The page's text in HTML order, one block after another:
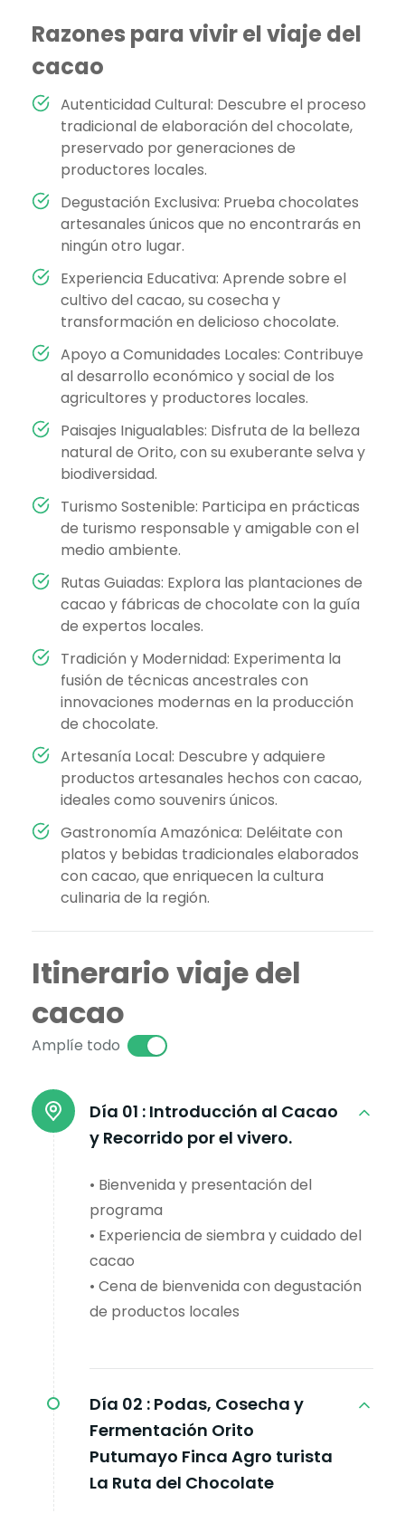
Razones para vivir el viaje del
cacao
Autenticidad Cultural: Descubre el proceso
tradicional de elaboración del chocolate,
preservado por generaciones de
productores locales.
Degustación Exclusiva: Prueba chocolates
artesanales únicos que no encontrarás en
ningún otro lugar.
Experiencia Educativa: Aprende sobre el
cultivo del cacao, su cosecha y
transformación en delicioso chocolate.
Apoyo a Comunidades Locales: Contribuye
al desarrollo económico y social de los
agricultores y productores locales.
Paisajes Inigualables: Disfruta de la belleza
natural de Orito, con su exuberante selva y
biodiversidad.
Turismo Sostenible: Participa en prácticas
de turismo responsable y amigable con el
medio ambiente.
Rutas Guiadas: Explora las plantaciones de
cacao y fábricas de chocolate con la guía
de expertos locales.
Tradición y Modernidad: Experimenta la
fusión de técnicas ancestrales con
innovaciones modernas en la producción
de chocolate.
Artesanía Local: Descubre y adquiere
productos artesanales hechos con cacao,
ideales como souvenirs únicos.
Gastronomía Amazónica: Deléitate con
platos y bebidas tradicionales elaborados
con cacao, que enriquecen la cultura
culinaria de la región.
Itinerario viaje del
cacao
Amplíe todo
Día 01 : Introducción al Cacao
y Recorrido por el vivero.
• Bienvenida y presentación del
programa
• Experiencia de siembra y cuidado del
cacao
• Cena de bienvenida con degustación
de productos locales
Día 02 : Podas, Cosecha y
Fermentación Orito
Putumayo Finca Agro turista
La Ruta del Chocolate